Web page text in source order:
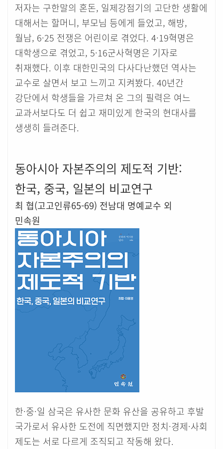
저자는 구한말의 혼돈, 일제강점기의 고단한 생활에
대해서는 할머니, 부모님 등에게 들었고, 해방,
월남, 6·25 전쟁은 어린이로 겪었다. 4·19혁명은
대학생으로 겪었고, 5·16군사혁명은 기자로
취재했다. 이후 대한민국의 다사다난했던 역사는
교수로 살면서 보고 느끼고 지켜봤다. 40년간
강단에서 학생들을 가르쳐 온 그의 필력은 여느
교과서보다도 더 쉽고 재미있게 한국의 현대사를
생생히 들려준다.
동아시아 자본주의의 제도적 기반:
한국, 중국, 일본의 비교연구
최 협(고고인류65-69) 전남대 명예교수 외
민속원
한·중·일 삼국은 유사한 문화 유산을 공유하고 후발
국가로서 유사한 도전에 직면했지만 정치·경제·사회
제도는 서로 다르게 조직되고 작동해 왔다.